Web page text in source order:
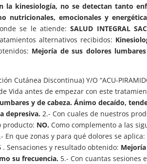
la kinesiología, no se detectan tanto
nutricionales, emocionales y
se le atiende:SALUD INTEGRAL
alternativos recibidos:
Mejoría de sus dolores
Cutánea Discontinua) Y/O “ACU-
Vida antes de empezar con este
y de cabeza. Ánimo decaído,
depresiva. 2.- Con cuales de nuestros
producto: NO. Como complemento a las
En que zonas y para qué dolores se aplica:
. Sensaciones y resultado obtenido:
su frecuencia. 5.- Con cuantas sesiones